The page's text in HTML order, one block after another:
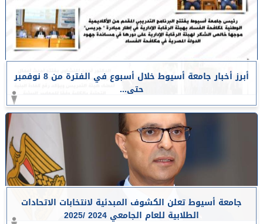
أبرز أخبار جامعة أسيوط خلال أسبوع في الفترة من 8 نوفمبر
حتى...
جامعة أسيوط تعلن الكشوف المبدئية لانتخابات الاتحادات
الطلابية للعام الجامعي 2024 /2025